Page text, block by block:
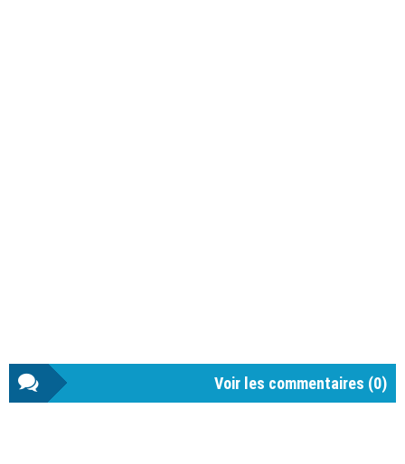
Voir les commentaires (0)